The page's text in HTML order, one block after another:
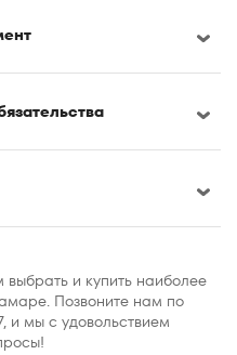
выбрать и купить наиболее
Позвоните нам по
и мы с удовольствием